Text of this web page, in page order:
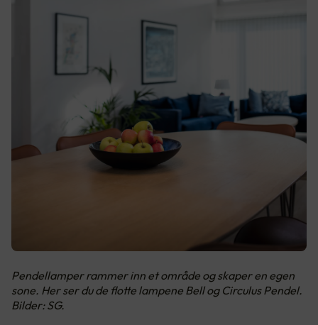
Pendellamper rammer inn et område og skaper en egen
sone. Her ser du de flotte lampene Bell og Circulus Pendel.
Bilder: SG.